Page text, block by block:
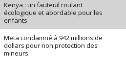
Kenya : un fauteuil roulant
écologique et abordable pour les
enfants
Meta condamné à 942 millions de
dollars pour non protection des
mineurs